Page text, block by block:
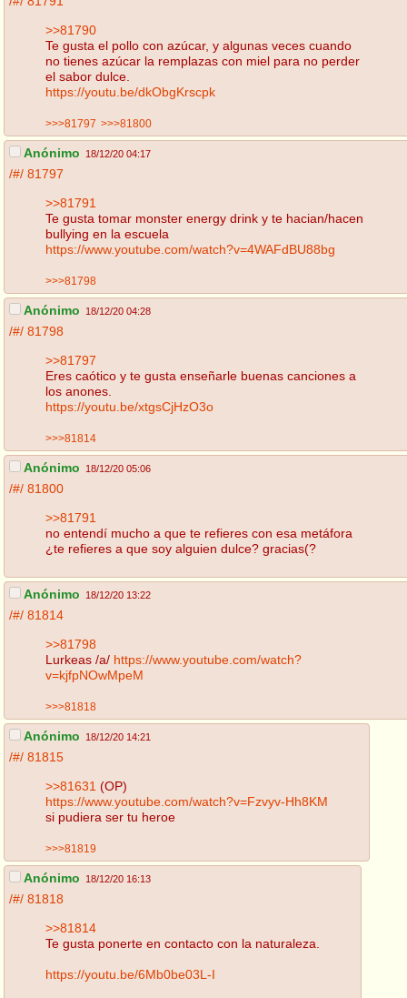
>>81790
Te gusta el pollo con azúcar, y algunas veces cuando
no tienes azúcar la remplazas con miel para no perder
el sabor dulce.
https://youtu.be/dkObgKrscpk
>>>81797 >>>81800
Anónimo 18/12/20 04:17
/#/ 81797
>>81791
Te gusta tomar monster energy drink y te hacian/hacen
bullying en la escuela
https://www.youtube.com/watch?v=4WAFdBU88bg
>>>81798
Anónimo 18/12/20 04:28
/#/ 81798
>>81797
Eres caótico y te gusta enseñarle buenas canciones a
los anones.
https://youtu.be/xtgsCjHzO3o
>>>81814
Anónimo 18/12/20 05:06
/#/ 81800
>>81791
no entendí mucho a que te refieres con esa metáfora
¿te refieres a que soy alguien dulce? gracias(?
Anónimo 18/12/20 13:22
/#/ 81814
>>81798
Lurkeas /a/ https://www.youtube.com/watch?
v=kjfpNOwMpeM
>>>81818
Anónimo 18/12/20 14:21
/#/ 81815
>>81631 (OP)
https://www.youtube.com/watch?v=Fzvyv-Hh8KM
si pudiera ser tu heroe
>>>81819
Anónimo 18/12/20 16:13
/#/ 81818
>>81814
Te gusta ponerte en contacto con la naturaleza.
https://youtu.be/6Mb0be03L-I